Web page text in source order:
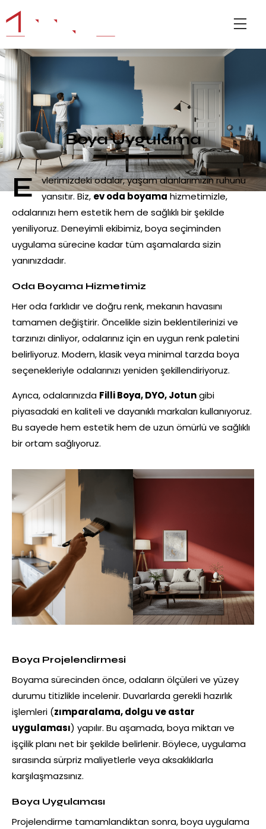
Boya Uygulama
E
vlerimizdeki odalar, yaşam alanlarımızın ruhunu
yansıtır. Biz, ev oda boyama hizmetimizle,
odalarınızı hem estetik hem de sağlıklı bir şekilde
yeniliyoruz. Deneyimli ekibimiz, boya seçiminden
uygulama sürecine kadar tüm aşamalarda sizin
yanınızdadır.
Oda Boyama Hizmetimiz
Her oda farklıdır ve doğru renk, mekanın havasını
tamamen değiştirir. Öncelikle sizin beklentilerinizi ve
tarzınızı dinliyor, odalarınız için en uygun renk paletini
belirliyoruz. Modern, klasik veya minimal tarzda boya
seçenekleriyle odalarınızı yeniden şekillendiriyoruz.
Ayrıca, odalarınızda Filli Boya, DYO, Jotungibi
piyasadaki en kaliteli ve dayanıklı markaları kullanıyoruz.
Bu sayede hem estetik hem de uzun ömürlü ve sağlıklı
bir ortam sağlıyoruz.
Boya Projelendirmesi
Boyama sürecinden önce, odaların ölçüleri ve yüzey
durumu titizlikle incelenir. Duvarlarda gerekli hazırlık
işlemleri (zımparalama, dolgu ve astar
uygulaması) yapılır. Bu aşamada, boya miktarı ve
işçilik planı net bir şekilde belirlenir. Böylece, uygulama
sırasında sürpriz maliyetlerle veya aksaklıklarla
karşılaşmazsınız.
Boya Uygulaması
Projelendirme tamamlandıktan sonra, boya uygulama